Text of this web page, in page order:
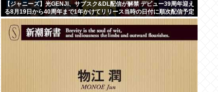
【ジャニーズ】光GENJI、サブスク&DL配信が解禁 デビュー39周年迎え
る8月19日から40周年まで1年かけてリリース当時の日付に順次配信予定